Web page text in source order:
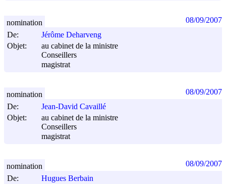
De:
Jérôme Deharveng
Objet:
au cabinet de la ministre
Conseillers
magistrat
nomination 08/09/2007
De:
Jean-David Cavaillé
Objet:
au cabinet de la ministre
Conseillers
magistrat
nomination 08/09/2007
De:
Hugues Berbain
nomination 08/09/2007